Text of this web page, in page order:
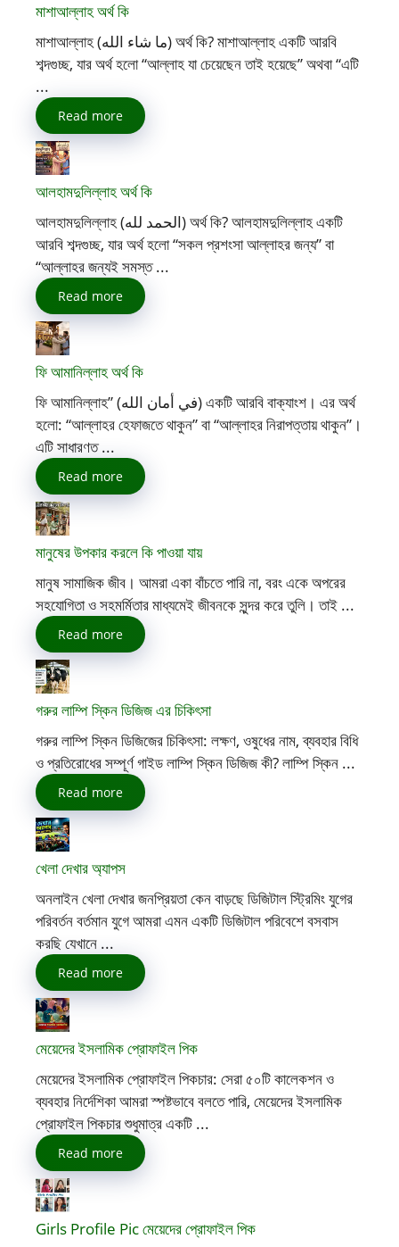
মাশাআল্লাহ অর্থ কি
মাশাআল্লাহ (ما شاء الله) অর্থ কি? মাশাআল্লাহ একটি আরবি
শব্দগুচ্ছ, যার অর্থ হলো “আল্লাহ যা চেয়েছেন তাই হয়েছে” অথবা “এটি
...
Read more
আলহামদুলিল্লাহ অর্থ কি
আলহামদুলিল্লাহ (الحمد لله) অর্থ কি? আলহামদুলিল্লাহ একটি
আরবি শব্দগুচ্ছ, যার অর্থ হলো “সকল প্রশংসা আল্লাহর জন্য” বা
“আল্লাহর জন্যই সমস্ত ...
Read more
ফি আমানিল্লাহ অর্থ কি
ফি আমানিল্লাহ” (في أمان الله) একটি আরবি বাক্যাংশ। এর অর্থ
হলো: “আল্লাহর হেফাজতে থাকুন” বা “আল্লাহর নিরাপত্তায় থাকুন”।
এটি সাধারণত ...
Read more
মানুষের উপকার করলে কি পাওয়া যায়
মানুষ সামাজিক জীব। আমরা একা বাঁচতে পারি না, বরং একে অপরের
সহযোগিতা ও সহমর্মিতার মাধ্যমেই জীবনকে সুন্দর করে তুলি। তাই ...
Read more
গরুর লাম্পি স্কিন ডিজিজ এর চিকিৎসা
গরুর লাম্পি স্কিন ডিজিজের চিকিৎসা: লক্ষণ, ওষুধের নাম, ব্যবহার বিধি
ও প্রতিরোধের সম্পূর্ণ গাইড লাম্পি স্কিন ডিজিজ কী? লাম্পি স্কিন ...
Read more
খেলা দেখার অ্যাপস
অনলাইন খেলা দেখার জনপ্রিয়তা কেন বাড়ছে ডিজিটাল স্ট্রিমিং যুগের
পরিবর্তন বর্তমান যুগে আমরা এমন একটি ডিজিটাল পরিবেশে বসবাস
করছি যেখানে ...
Read more
মেয়েদের ইসলামিক প্রোফাইল পিক
মেয়েদের ইসলামিক প্রোফাইল পিকচার: সেরা ৫০টি কালেকশন ও
ব্যবহার নির্দেশিকা আমরা স্পষ্টভাবে বলতে পারি, মেয়েদের ইসলামিক
প্রোফাইল পিকচার শুধুমাত্র একটি ...
Read more
Girls Profile Pic মেয়েদের প্রোফাইল পিক